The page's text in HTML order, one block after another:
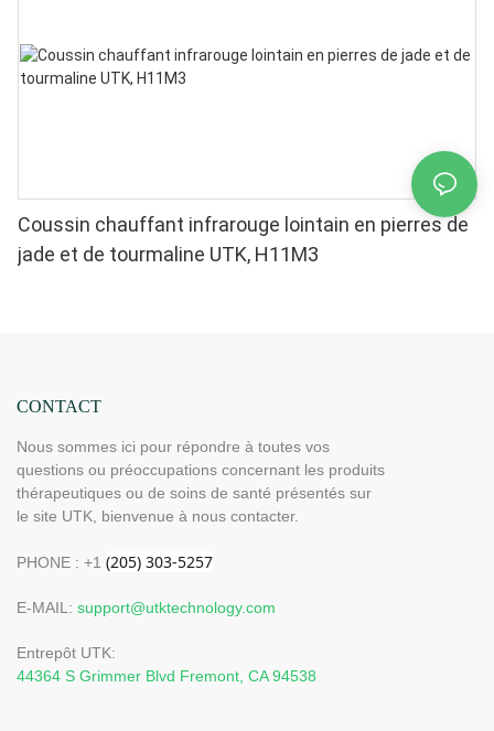
Coussin chauffant infrarouge lointain en pierres de
jade et de tourmaline UTK, H11M3
CONTACT
Nous sommes ici pour répondre à toutes vos
questions ou préoccupations concernant les produits
thérapeutiques ou de soins de santé présentés sur
le site UTK, bienvenue à nous contacter.
PHONE : +1
E-MAIL: support@utktechnology.com
Entrepôt UTK:
44364 S Grimmer Blvd Fremont, CA 94538